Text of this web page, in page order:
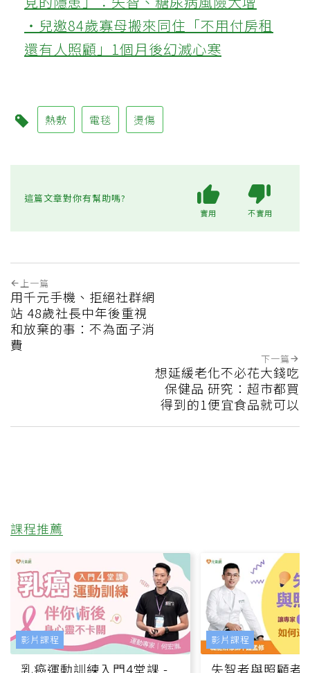
外也不能在易燃環境、睡覺時，或用延長線
與壓折方式使用。
💪更多健康推薦
‧被認為無用的東西反幫了大忙！50歲
‧健檢血糖正常別安心太早！醫曝「看不
見的隱患」：失智、糖尿病風險大增
熱敷 電毯 燙傷
和放棄的事：不為面子消
下一篇
想延緩老化不必花大錢吃
保健品 研究：超市都買
得到的1便宜食品就可以